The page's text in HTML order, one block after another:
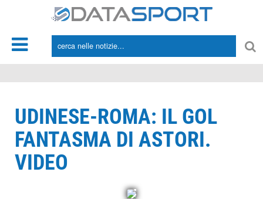
UDINESE-ROMA: IL GOL
FANTASMA DI ASTORI.
VIDEO